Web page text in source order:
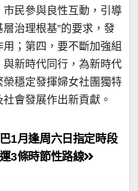
民參與良性互動，引導
治理根基”的要求，發
；第四，要不斷加強組
新時代同行，為新時代
穩定發揮婦女社團獨特
會發展作出新貢獻。
1月逢周六日指定時段
3條時節性路線